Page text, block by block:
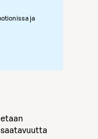
ja